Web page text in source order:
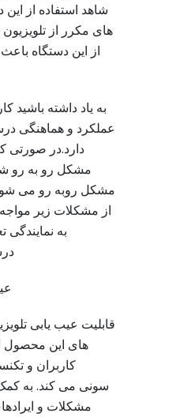
شاهد استفاده از
های مکرر از
از این دستگاه
به یاد داشته باشید
عملکرد و هماهنگی
دارد.در صورتی
مشکل رو به رو
مشکل روبه رو می
از مشکلات زیر
به نمایندگی
قابلیت عیب یابی
های این محصول
کاربران و
سونی می کند. به
مشکلات و